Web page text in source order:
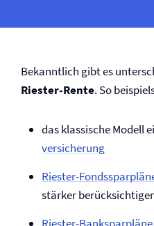
Bekanntlich gibt es
Riester-Rente. So
das klassische Modell
versicherung
Riester-
stärker